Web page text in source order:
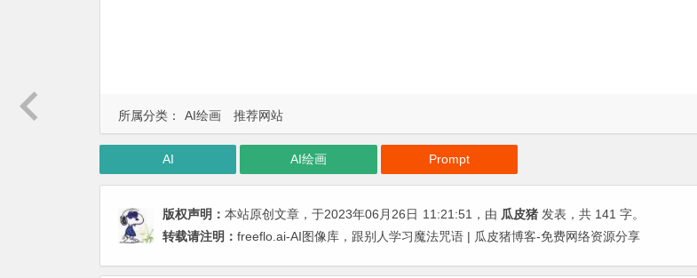
所属分类： AI绘画 推荐网站
AI AI绘画 Prompt
版权声明： 本站原创文章，于2023年06月26日 11:21:51 ，由 瓜皮猪 发表，共 141 字。
转载请注明： freeflo.ai-AI图像库，跟别人学习魔法咒语 | 瓜皮猪博客-免费网络资源分享